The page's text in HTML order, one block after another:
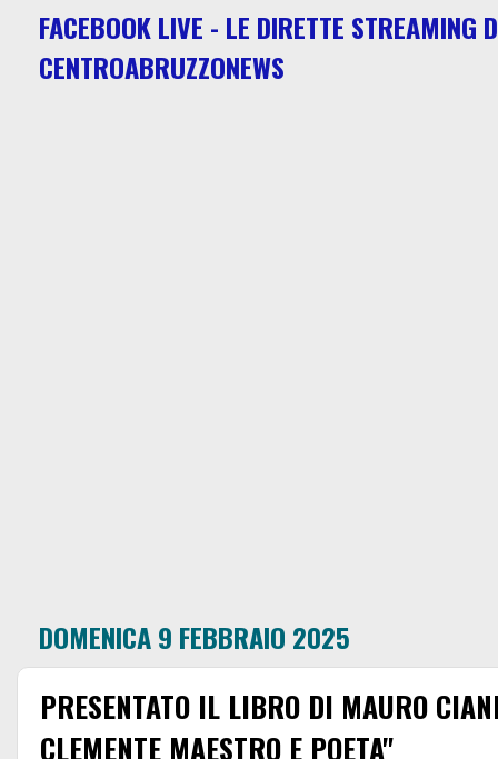
FACEBOOK LIVE - LE DIRETTE STREAMING
CENTROABRUZZONEWS
DOMENICA 9 FEBBRAIO 2025
PRESENTATO IL LIBRO DI MAURO
CLEMENTE MAESTRO E POETA"